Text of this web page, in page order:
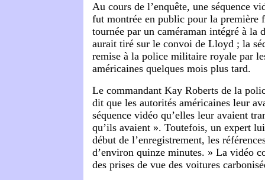
Au cours de l’enquête, une séquence
fut montrée en public pour la première
tournée par un caméraman intégré à la
aurait tiré sur le convoi de Lloyd ; la
remise à la police militaire royale par
américaines quelques mois plus tard.
Le commandant Kay Roberts de la
dit que les autorités américaines leur
séquence vidéo qu’elles leur avaient
qu’ils avaient ». Toutefois, un expert
début de l’enregistrement, les
d’environ quinze minutes. » La vidéo
des prises de vue des voitures